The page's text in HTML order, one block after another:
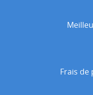
Frais